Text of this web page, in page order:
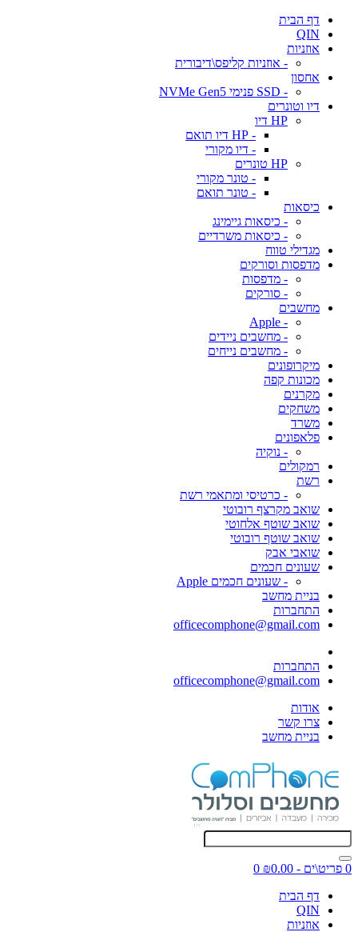
דף הבית
QIN
אוזניות
- אוזניות קליפס\דיבורית
אחסון
- SSD פנימי NVMe Gen5
דיו וטונרים
HP דיו
- HP דיו תואם
- דיו מקורי
HP טונרים
- טונר מקורי
- טונר תואם
כיסאות
- כיסאות גיימינג
- כיסאות משרדיים
מגדילי טווח
מדפסות וסורקים
- מדפסות
- סורקים
מחשבים
- Apple
- מחשבים ניידים
- מחשבים נייחים
מיקרופונים
מכונות קפה
מקרנים
משחקים
משרד
פלאפונים
- נוקיה
רמקולים
רשת
- כרטיסי ומתאמי רשת
שואב מקרצף רובוטי
שואב שוטף אלחוטי
שואב שוטף רובוטי
שואבי אבק
שעונים חכמים
- שעונים חכמים Apple
בניית מחשב
התחברות
officecomphone@gmail.com
התחברות
officecomphone@gmail.com
אודות
צרו קשר
בניית מחשב
0 פריט\ים - ₪0.00
0
דף הבית
QIN
אוזניות